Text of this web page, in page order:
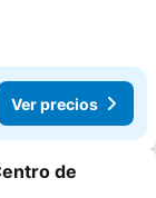
Ver precios
de